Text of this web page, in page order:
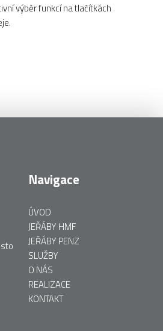
výběr funkcí na tlačítkách
Navigace
ÚVOD
JEŘÁBY HMF
JEŘÁBY PENZ
SLUŽBY
O NÁS
REALIZACE
KONTAKT